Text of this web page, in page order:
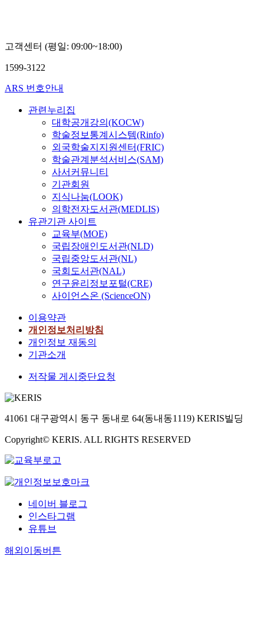
고객센터 (평일: 09:00~18:00)
1599-3122
ARS 번호안내
관련누리집
대학공개강의(KOCW)
학술정보통계시스템(Rinfo)
외국학술지지원센터(FRIC)
학술관계분석서비스(SAM)
사서커뮤니티
기관회원
지식나눔(LOOK)
의학전자도서관(MEDLIS)
유관기관 사이트
교육부(MOE)
국립장애인도서관(NLD)
국립중앙도서관(NL)
국회도서관(NAL)
연구윤리정보포털(CRE)
사이언스온 (ScienceON)
이용약관
개인정보처리방침
개인정보 재동의
기관소개
저작물 게시중단요청
41061 대구광역시 동구 동내로 64(동내동1119) KERIS빌딩
Copyright© KERIS. ALL RIGHTS RESERVED
네이버 블로그
인스타그램
유튜브
해외이동버튼